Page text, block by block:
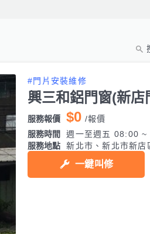
#門片安裝維修
興三和鋁門窗(新店
服務報價 $0 /報價
服務時間
週一至週五 08:00
服務地點
新北市、新北市新店
一鍵叫修